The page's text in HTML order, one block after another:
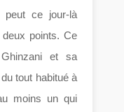
peut ce jour-là
points. Ce
et sa
tout habitué à
moins un qui